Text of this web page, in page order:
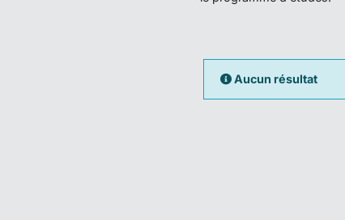
Aucun résultat